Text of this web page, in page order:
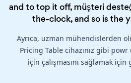
and to top it off, müşteri
the-clock, and so is the
Ayrıca, uzman mühendislerden
Pricing Table cihazınız gibi
için çalışmasını sağlamak için